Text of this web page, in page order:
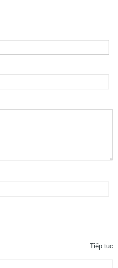
Tiếp tục